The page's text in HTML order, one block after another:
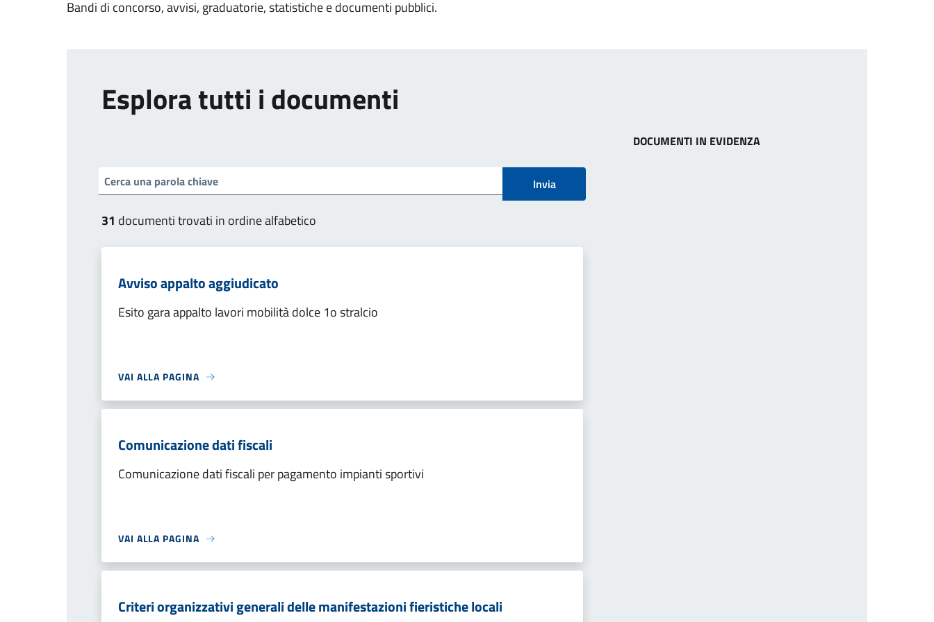
Bandi di concorso, avvisi, graduatorie, statistiche e documenti pubblici.
Esplora tutti i documenti
Invia
31 documenti trovati in ordine alfabetico
Avviso appalto aggiudicato
Esito gara appalto lavori mobilità dolce 1o stralcio
VAI ALLA PAGINA
Comunicazione dati fiscali
Comunicazione dati fiscali per pagamento impianti sportivi
VAI ALLA PAGINA
Criteri organizzativi generali delle manifestazioni fieristiche locali
DOCUMENTI IN EVIDENZA